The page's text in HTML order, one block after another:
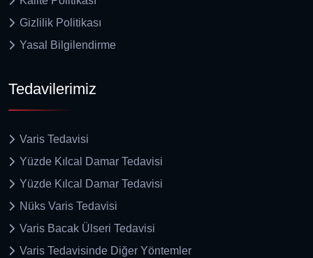
Gizlilik Politikası
Yasal Bilgilendirme
Tedavilerimiz
Varis Tedavisi
Yüzde Kılcal Damar Tedavisi
Yüzde Kılcal Damar Tedavisi
Nüks Varis Tedavisi
Varis Bacak Ülseri Tedavisi
Varis Tedavisinde Diğer Yöntemler